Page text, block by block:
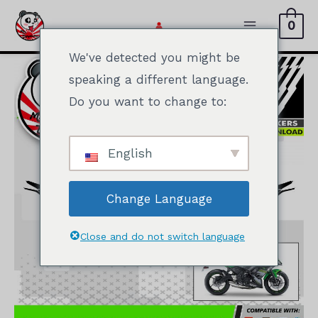
Inhalt
0
We've detected you might be
speaking a different language.
Do you want to change to:
English
Change Language
Close and do not switch language